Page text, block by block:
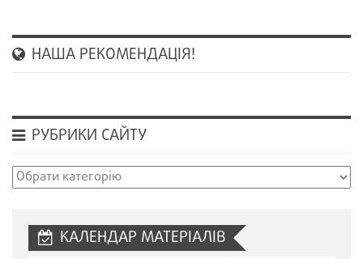
НАША РЕКОМЕНДАЦІЯ!
РУБРИКИ САЙТУ
Рубрики
КАЛЕНДАР МАТЕРІАЛІВ